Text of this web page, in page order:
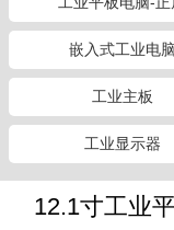
嵌入式工业电脑
工业主板
工业显示器
12.1寸工业